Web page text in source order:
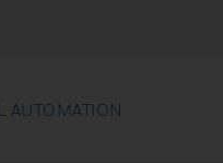
AUTOMATION